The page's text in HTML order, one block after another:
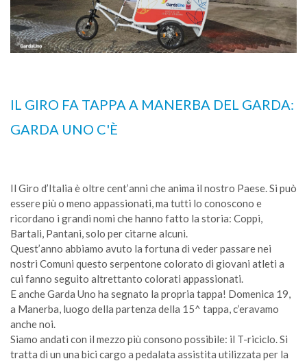
IL GIRO FA TAPPA A MANERBA DEL GARDA:
GARDA UNO C'È
Il Giro d’Italia è oltre cent’anni che anima il nostro Paese. Si può
essere più o meno appassionati, ma tutti lo conoscono e
ricordano i grandi nomi che hanno fatto la storia: Coppi,
Bartali, Pantani, solo per citarne alcuni.
Quest’anno abbiamo avuto la fortuna di veder passare nei
nostri Comuni questo serpentone colorato di giovani atleti a
cui fanno seguito altrettanto colorati appassionati.
E anche Garda Uno ha segnato la propria tappa! Domenica 19,
a Manerba, luogo della partenza della 15^ tappa, c’eravamo
anche noi.
Siamo andati con il mezzo più consono possibile: il T-riciclo. Si
tratta di un una bici cargo a pedalata assistita utilizzata per la